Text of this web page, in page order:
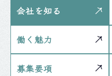
会社を知る
働く魅力
募集要項